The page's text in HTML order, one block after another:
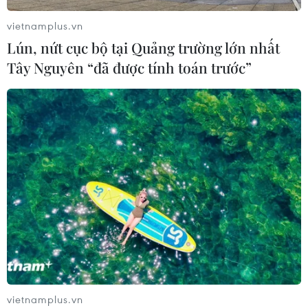
Xem thêm
CƠ QUAN CHỦ QUẢN: THÔNG TẤN XÃ VIỆT NAM
Tổng Biên tập: TRẦN TIẾN DUẨN
Phó Tổng Biên tập: NGUYỄN THỊ TÁM, KHÚC THANH
THỦY
Sở hữu trí tuệ
Quy định sử dụng
RSS
Hỗ trợ
vietnamplus.vn
Lún, nứt cục bộ tại Quảng trường lớn nhất
Tây Nguyên “đã được tính toán trước”
vietnamplus.vn